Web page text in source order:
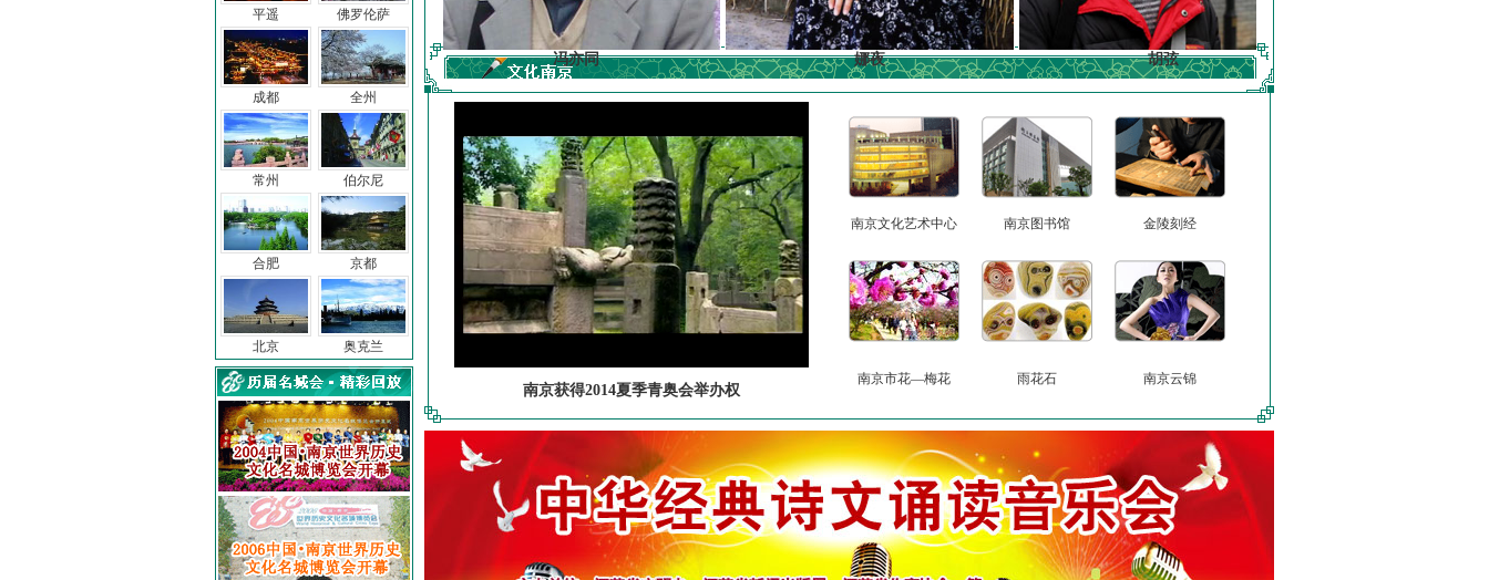
平遥
成都
常州
合肥
北京
佛罗伦萨
全州
伯尔尼
京都
奥克兰
车前子 冯亦同 娜夜 胡弦
南京文化艺术中心 南京图书馆 金陵刻经
南京市花—梅花 雨花石 南京云锦
南京获得2014夏季青奥会举办权